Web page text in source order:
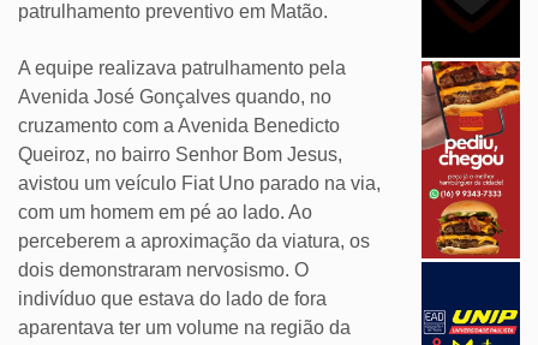
patrulhamento preventivo em Matão.
A equipe realizava patrulhamento pela
Avenida José Gonçalves quando, no
cruzamento com a Avenida Benedicto
Queiroz, no bairro Senhor Bom Jesus,
avistou um veículo Fiat Uno parado na via,
com um homem em pé ao lado. Ao
perceberem a aproximação da viatura, os
dois demonstraram nervosismo. O
indivíduo que estava do lado de fora
aparentava ter um volume na região da